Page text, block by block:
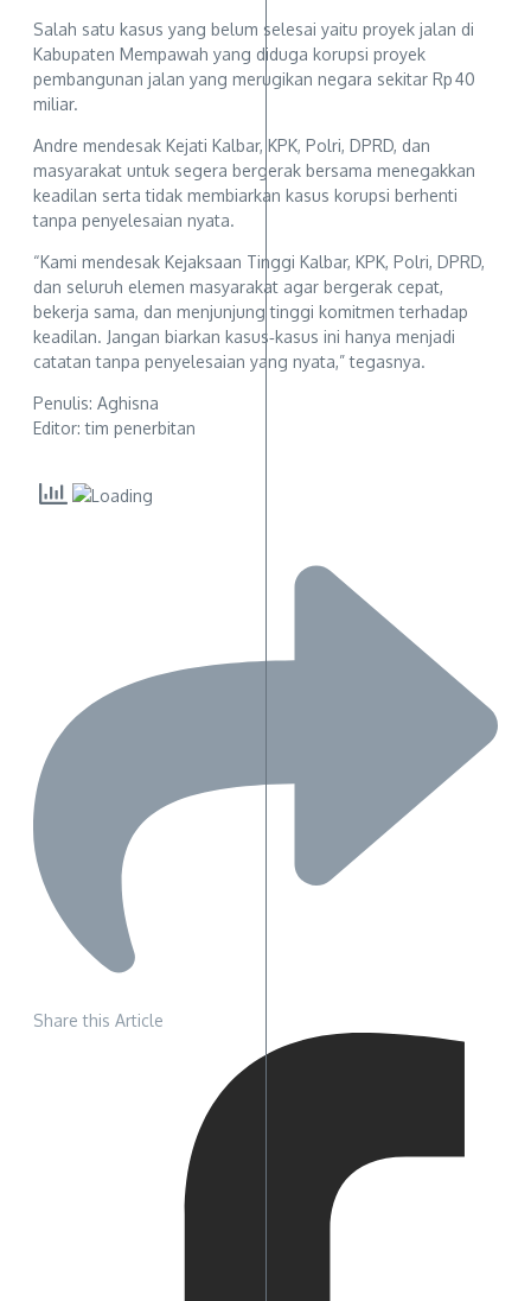
Salah satu kasus yang belum selesai yaitu proyek jalan di
Kabupaten Mempawah yang diduga korupsi proyek
pembangunan jalan yang merugikan negara sekitar Rp 40
miliar.
Andre mendesak Kejati Kalbar, KPK, Polri, DPRD, dan
masyarakat untuk segera bergerak bersama menegakkan
keadilan serta tidak membiarkan kasus korupsi berhenti
tanpa penyelesaian nyata.
“Kami mendesak Kejaksaan Tinggi Kalbar, KPK, Polri, DPRD,
dan seluruh elemen masyarakat agar bergerak cepat,
bekerja sama, dan menjunjung tinggi komitmen terhadap
keadilan. Jangan biarkan kasus‑kasus ini hanya menjadi
catatan tanpa penyelesaian yang nyata,” tegasnya.
Penulis: Aghisna
Editor: tim penerbitan
Share this Article